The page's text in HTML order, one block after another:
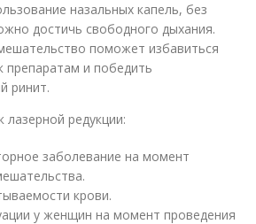
назальных капель, без
достичь свободного дыхания.
поможет избавиться
препаратам и победить
ринит.
лазерной редукции:
заболевание на момент
крови.
у женщин на момент проведения